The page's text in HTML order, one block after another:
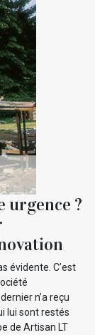
urgence ?
évidente. C’est
n’a reçu
lui sont restés
de Artisan LT